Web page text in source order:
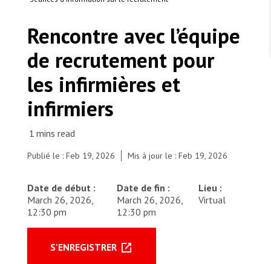
Les États négligent leur obligation de protéger les
personnes civiles et les services de santé en temps
de guerre
Urgence Ebola
Séismes au Venezuela : conséquences et intervention
de MSF
Partenariat d’entreprise
MSF l'entrepôt. Un cadeau qui en dit long.
Devenez bénévoles au Canada
TRAVAILLER AVEC NOUS
Travailler avec MSF
Travailler à l’étranger
Travailler au Canada
Nous recrutons : Logisticien ou logisticienne
technique
Rencontre avec l’équipe
de recrutement pour
les infirmières et
infirmiers
Publié le : Feb 19, 2026 Mis à jour le : Feb 19, 2026
Date de début :
March 26, 2026,
12:30 pm
Date de fin :
March 26, 2026,
12:30 pm
Lieu :
Virtual
S'ENREGISTRER